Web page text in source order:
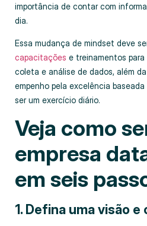
importância de contar com
dia.
Essa mudança de mindset deve
capacitações e treinamentos
coleta e análise de dados, além
empenho pela excelência
ser um exercício diário.
Veja como
empresa
em seis
1. Defina uma visão